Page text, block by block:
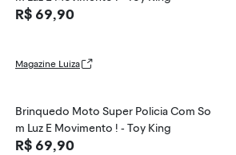
R$ 69,90
Magazine Luiza
Brinquedo Moto Super Policia Com So
m Luz E Movimento ! - Toy King
R$ 69,90